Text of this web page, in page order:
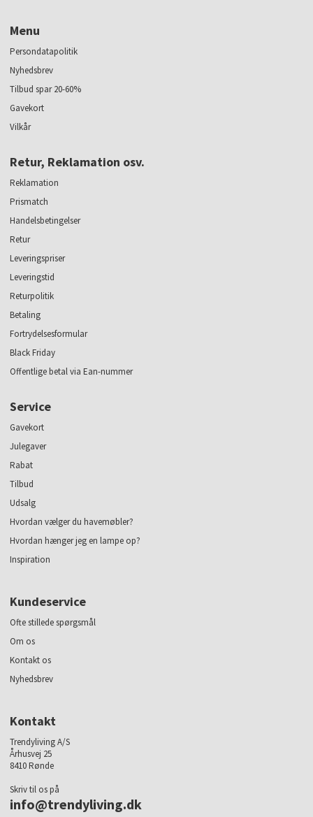
Menu
Persondatapolitik
Nyhedsbrev
Tilbud spar 20-60%
Gavekort
Vilkår
Retur, Reklamation osv.
Reklamation
Prismatch
Handelsbetingelser
Retur
Leveringspriser
Leveringstid
Returpolitik
Betaling
Fortrydelsesformular
Black Friday
Offentlige betal via Ean-nummer
Service
Gavekort
Julegaver
Rabat
Tilbud
Udsalg
Hvordan vælger du havemøbler?
Hvordan hænger jeg en lampe op?
Inspiration
Kundeservice
Ofte stillede spørgsmål
Om os
Kontakt os
Nyhedsbrev
Kontakt
Trendyliving A/S
Århusvej 25
8410 Rønde
Skriv til os på
info@trendyliving.dk